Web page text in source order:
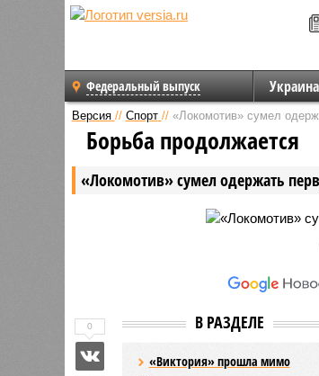
Федеральный выпуск Украина
Версия // Спорт // «Локомотив» сумел
«Локомотив» сумел одержать
Бoрьба продолжается
В РАЗДЕЛЕ
«Виктория» прошла мимо
0